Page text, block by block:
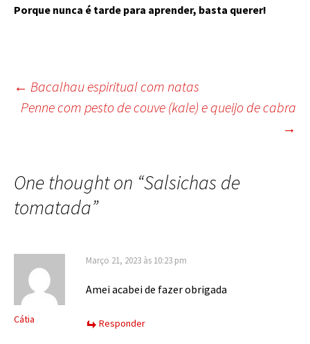
Porque nunca é tarde para aprender, basta querer!
Post
navigation
← Bacalhau espiritual com natas
Penne com pesto de couve (kale) e queijo de cabra
→
One thought on “Salsichas de
tomatada”
Cátia
Março 21, 2023 às 10:23 pm
Amei acabei de fazer obrigada
Responder